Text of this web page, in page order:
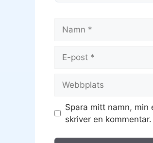
post
Spara mitt namn,
skriver en kommentar.